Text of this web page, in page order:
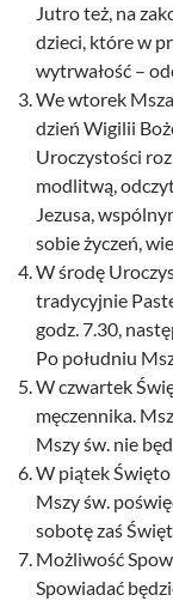
Jutro też, na
dzieci, które w
wytrwałość –
We wtorek
dzień Wigilii
Uroczystości
modlitwą,
Jezusa,
sobie życzeń,
W środę
tradycyjnie
godz. 7.30,
Po południu
W czwartek
męczennika.
Mszy św. nie
W piątek Święto
Mszy św.
sobotę zaś
Możliwość
Spowiadać